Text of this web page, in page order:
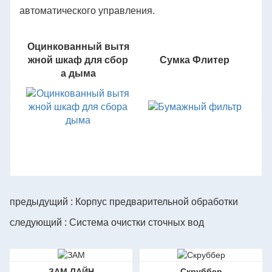
автоматического управления.
Оцинкованный вытя
жной шкаф для сбор
а дыма
Сумка Флитер
предыдущий : Корпус предварительной обработки
следующий : Система очистки сточных вод